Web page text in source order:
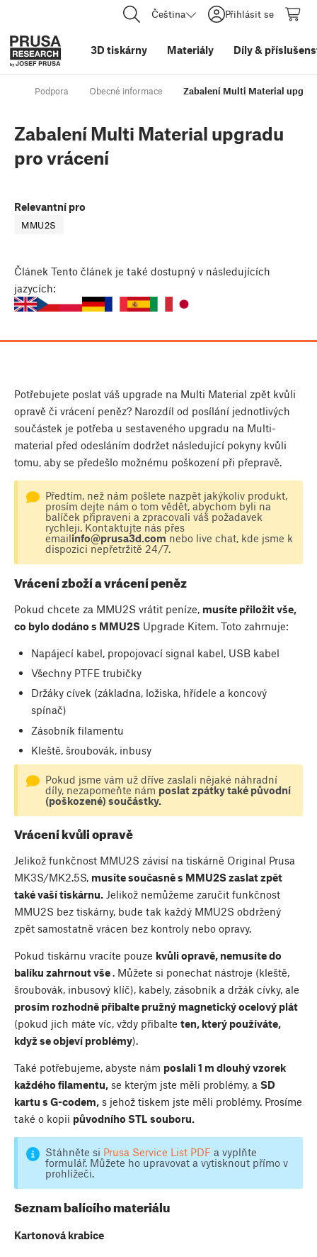
Čeština Přihlásit se
3D tiskárny Materiály Díly&
Podpora Obecné informace Zabalení Multi Material
Zabalení Multi Material upgradu
pro vrácení
Relevantní pro
MMU2S
Článek Tento článek je také dostupný v následujících
jazycích:
Potřebujete poslat váš upgrade na Multi Material zpět kvůli
opravě či vrácení peněz? Narozdíl od posílání jednotlivých
součástek je potřeba u sestaveného upgradu na Multi-
material před odesláním dodržet následující pokyny kvůli
tomu, aby se předešlo možnému poškození při přepravě.
Předtím, než nám pošlete nazpět jakýkoliv produkt,
prosím dejte nám o tom vědět, abychom byli na
balíček připraveni a zpracovali váš požadavek
rychleji. Kontaktujte nás přes
emailinfo@prusa3d.comnebo live chat, kde jsme k
dispozici nepřetržitě 24/7.
Vrácení zboží a vrácení peněz
Pokud chcete za MMU2S vrátit peníze, musíte přiložit vše,
co bylo dodáno s MMU2S Upgrade Kitem. Toto zahrnuje:
Napájecí kabel, propojovací signal kabel, USB kabel
Všechny PTFE trubičky
Držáky cívek (základna, ložiska, hřídele a koncový
spínač)
Zásobník filamentu
Kleště, šroubovák, inbusy
Pokud jsme vám už dříve zaslali nějaké náhradní
díly, nezapomeňte nám poslat zpátky také původní
(poškozené) součástky.
Vrácení kvůli opravě
Jelikož funkčnost MMU2S závisí na tiskárně Original Prusa
MK3S/MK2.5S, musíte současně s MMU2S zaslat zpět
také vaší tiskárnu. Jelikož nemůžeme zaručit funkčnost
MMU2S bez tiskárny, bude tak každý MMU2S obdržený
zpět samostatně vrácen bez kontroly nebo opravy.
Pokud tiskárnu vracíte pouze kvůli opravě, nemusíte do
balíku zahrnout vše. Můžete si ponechat nástroje (kleště,
šroubovák, inbusový klíč), kabely, zásobník a držák cívky, ale
prosím rozhodně přibalte pružný magnetický ocelový plát
(pokud jich máte víc, vždy přibalte ten, který používáte,
když se objeví problémy).
Také potřebujeme, abyste nám poslali 1 m dlouhý vzorek
každého filamentu, se kterým jste měli problémy, a SD
kartu s G-codem, s jehož tiskem jste měli problémy. Prosíme
také o kopii původního STL souboru.
Stáhněte si Prusa Service List PDF a vyplňte
formulář. Můžete ho upravovat a vytisknout přímo v
prohlížeči.
Seznam balícího materiálu
Kartonová krabice